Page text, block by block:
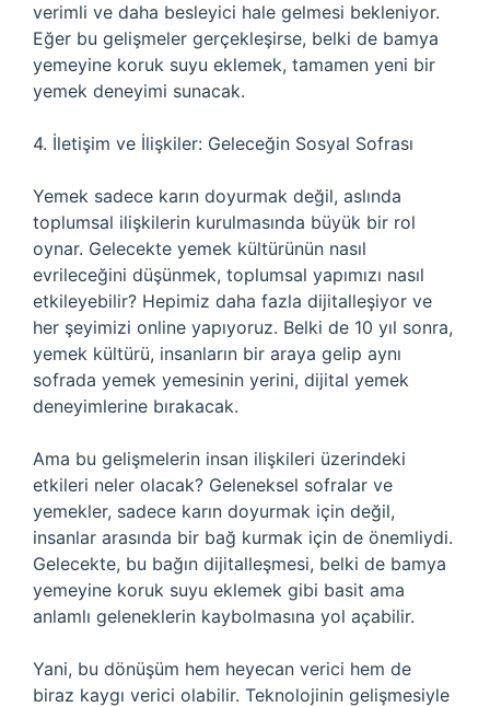
verimli ve daha besleyici hale gelmesi bekleniyor.
Eğer bu gelişmeler gerçekleşirse, belki de bamya
yemeyine koruk suyu eklemek, tamamen yeni bir
yemek deneyimi sunacak.
4. İletişim ve İlişkiler: Geleceğin Sosyal Sofrası
Yemek sadece karın doyurmak değil, aslında
toplumsal ilişkilerin kurulmasında büyük bir rol
oynar. Gelecekte yemek kültürünün nasıl
evrileceğini düşünmek, toplumsal yapımızı nasıl
etkileyebilir? Hepimiz daha fazla dijitalleşiyor ve
her şeyimizi online yapıyoruz. Belki de 10 yıl sonra,
yemek kültürü, insanların bir araya gelip aynı
sofrada yemek yemesinin yerini, dijital yemek
deneyimlerine bırakacak.
Ama bu gelişmelerin insan ilişkileri üzerindeki
etkileri neler olacak? Geleneksel sofralar ve
yemekler, sadece karın doyurmak için değil,
insanlar arasında bir bağ kurmak için de önemliydi.
Gelecekte, bu bağın dijitalleşmesi, belki de bamya
yemeyine koruk suyu eklemek gibi basit ama
anlamlı geleneklerin kaybolmasına yol açabilir.
Yani, bu dönüşüm hem heyecan verici hem de
biraz kaygı verici olabilir. Teknolojinin gelişmesiyle